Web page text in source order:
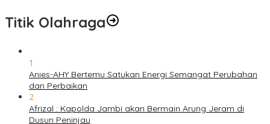
Titik Olahraga
1
Anies-AHY Bertemu Satukan Energi Semangat Perubahan
dan Perbaikan
2
Afrizal : Kapolda Jambi akan Bermain Arung Jeram di
Dusun Peninjau